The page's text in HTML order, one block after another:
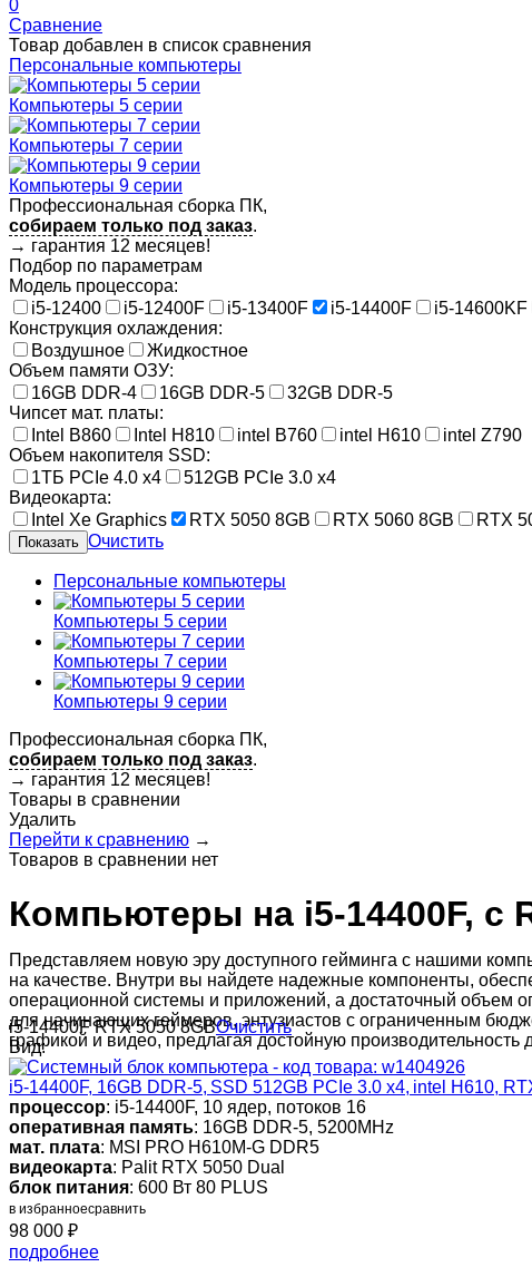
0
Сравнение
Товар добавлен в список сравнения
Персональные компьютеры
Компьютеры 5 серии
Компьютеры 7 серии
Компьютеры 9 серии
Профессиональная сборка ПК,
собираем только под заказ.
→ гарантия 12 месяцев!
Подбор по параметрам
Модель процессора:
i5-12400
i5-12400F i5-13400F i5-14400F i5-14600KF
Конструкция охлаждения:
Воздушное
Жидкостное
Объем памяти ОЗУ:
16GB DDR-4
16GB DDR-5
32GB DDR-5
Чипсет мат. платы:
Intel B860
Intel H810 intel B760 intel H610
intel Z790
Объем накопителя SSD:
1ТБ PCIe 4.0 x4
512GB PCIe 3.0 x4
Видеокарта:
Intel Xe Graphics
RTX 5050 8GB RTX 5060 8GB RTX
Очистить
Персональные компьютеры
Компьютеры 5 серии
Компьютеры 7 серии
Компьютеры 9 серии
Профессиональная сборка ПК,
собираем только под заказ.
→ гарантия 12 месяцев!
Товары в сравнении
Удалить
Перейти к сравнению →
Товаров в сравнении нет
Компьютеры на i5-14400F, с
Представляем новую эру доступного гейминга с нашими
на качестве. Внутри вы найдете надежные компоненты,
операционной системы и приложений, а достаточный объем
для начинающих геймеров, энтузиастов с ограниченным
графикой и видео, предлагая достойную производительность
i5-14400FRTX 5050 8GBОчистить
Вид:
i5-14400F, 16GB DDR-5, SSD 512GB PCIe 3.0 x4, intel H610,
процессор: i5-14400F, 10 ядер, потоков 16
оперативная память: 16GB DDR-5, 5200MHz
мат. плата: MSI PRO H610M-G DDR5
видеокарта: Palit RTX 5050 Dual
блок питания: 600 Вт 80 PLUS
в избранноесравнить
98 000 ₽
подробнее